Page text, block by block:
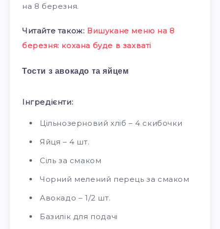
на 8 березня.
Читайте також: Вишукане меню на 8
березня: кохана буде в захваті
Тости з авокадо та яйцем
Інгредієнти:
Цільнозерновий хліб – 4 скибочки
Яйця – 4 шт.
Сіль за смаком
Чорний мелений перець за смаком
Авокадо – 1/2 шт.
Базилік для подачі